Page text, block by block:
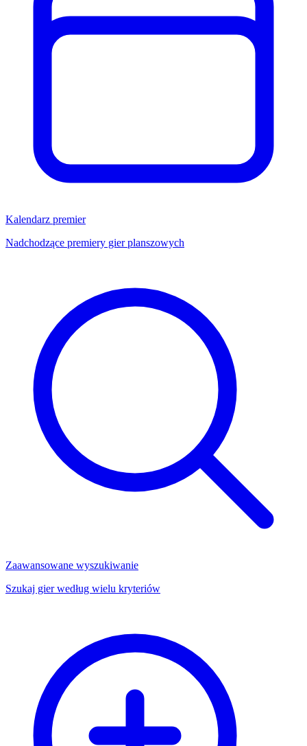
Kalendarz premier
Nadchodzące premiery gier planszowych
Zaawansowane wyszukiwanie
Szukaj gier według wielu kryteriów